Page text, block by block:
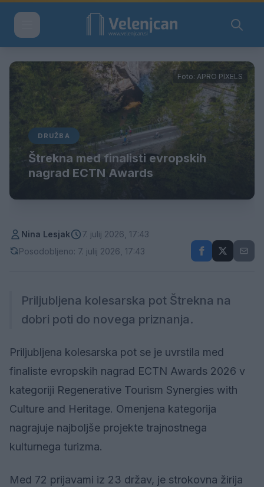
Foto: APRO PIXELS
DRUŽBA
Štrekna med finalisti evropskih
nagrad ECTN Awards
Nina Lesjak
7. julij 2026, 17:43
Posodobljeno: 7. julij 2026, 17:43
Priljubljena kolesarska pot Štrekna na
dobri poti do novega priznanja.
Priljubljena kolesarska pot se je uvrstila med
finaliste evropskih nagrad ECTN Awards 2026 v
kategoriji Regenerative Tourism Synergies with
Culture and Heritage. Omenjena kategorija
nagrajuje najboljše projekte trajnostnega
kulturnega turizma.
Med 72 prijavami iz 23 držav, je strokovna žirija